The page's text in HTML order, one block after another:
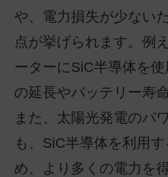
や、電力損失が少ない
点が挙げられます。例
ーターにSiC半導体を
の延長やバッテリー寿
また、太陽光発電のパ
も、SiC半導体を利用
め、より多くの電力を